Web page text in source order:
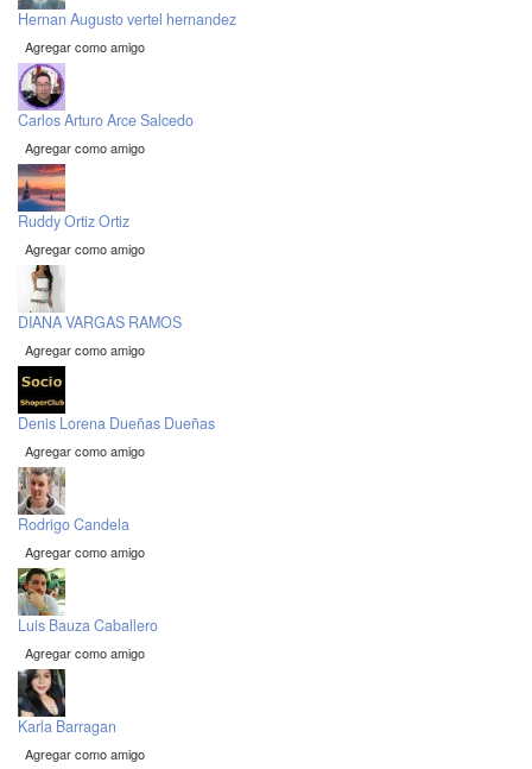
Hernan Augusto vertel hernandez
Agregar como amigo
Carlos Arturo Arce Salcedo
Agregar como amigo
Ruddy Ortiz Ortiz
Agregar como amigo
DIANA VARGAS RAMOS
Agregar como amigo
Denis Lorena Dueñas Dueñas
Agregar como amigo
Rodrigo Candela
Agregar como amigo
Luis Bauza Caballero
Agregar como amigo
Karla Barragan
Agregar como amigo